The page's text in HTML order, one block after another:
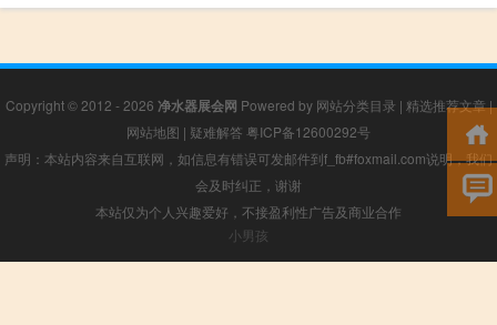
Copyright © 2012 - 2026 净水器展会网 Powered by 网站分类目录 | 精选推荐文章|
网站地图 | 疑难解答 粤ICP备12600292号
声明：本站内容来自互联网，如信息有错误可发邮件到f_fb#foxmail.com说明，我们
会及时纠正，谢谢
本站仅为个人兴趣爱好，不接盈利性广告及商业合作
小男孩